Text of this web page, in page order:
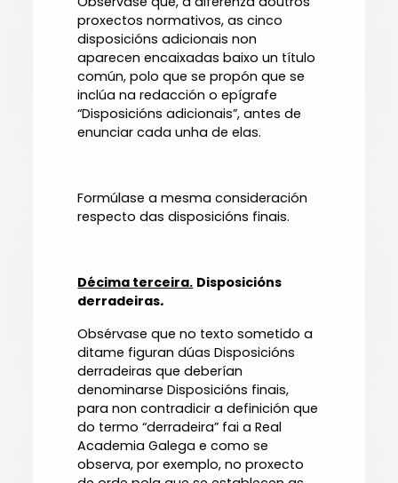
proxectos normativos, as cinco
disposicións adicionais non
aparecen encaixadas baixo un título
común, polo que se propón que se
inclúa na redacción o epígrafe
“Disposicións adicionais”, antes de
enunciar cada unha de elas.
Formúlase a mesma consideración
respecto das disposicións finais.
Décima terceira. Disposicións
derradeiras.
Obsérvase que no texto sometido a
ditame figuran dúas Disposicións
derradeiras que deberían
denominarse Disposicións finais,
para non contradicir a definición que
do termo “derradeira” fai a Real
Academia Galega e como se
observa, por exemplo, no proxecto